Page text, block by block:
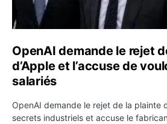
OpenAI demande le rejet
d’Apple et l’accuse de
salariés
OpenAI demande le rejet de la plainte
secrets industriels et accuse le